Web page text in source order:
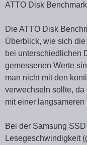
ATTO Disk
Die ATTO Disk
Überblick, wie sich
bei unterschiedlichen
gemessenen Werte
man nicht mit den
verwechseln sollte,
mit einer
Bei der Samsung
Lesegeschwindigkeit